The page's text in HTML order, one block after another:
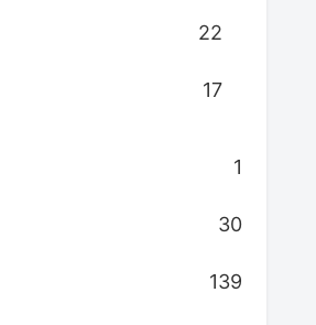
22
17
1
30
139